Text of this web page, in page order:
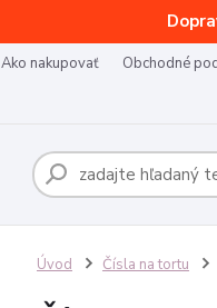
Ako nakupovať Obchodné
Úvod Čísla na tortu